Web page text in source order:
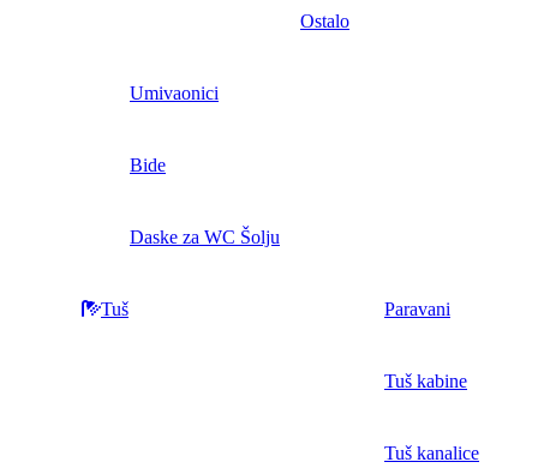
Ostalo
Umivaonici
Bide
Daske za WC Šolju
Tuš Paravani
Tuš kabine
Tuš kanalice